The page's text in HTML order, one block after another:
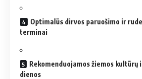
Optimalūs dirvos paruošimo ir
terminai
Rekomenduojamos žiemos kultūrų
dienos